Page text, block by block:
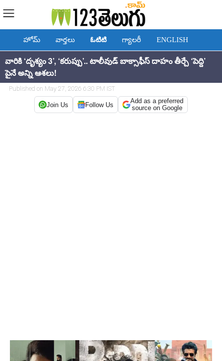
హోమ్ వార్తలు ఓటిటి గ్యాలరీ ENGLISH
వారికి ‘దృశ్యం 3’, ‘కరుప్పు’.. టాలీవుడ్ బాక్సాఫీస్ దాహం తీర్చే ‘పెద్ది’
పైనే అన్ని ఆశలు!
Published on May 27, 2026 6:30 PM IST
Join Us Follow Us
Add as a preferred
source on Google